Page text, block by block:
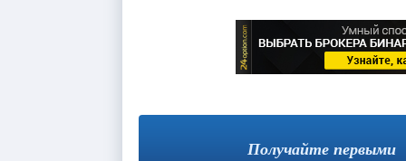
Получайте первыми